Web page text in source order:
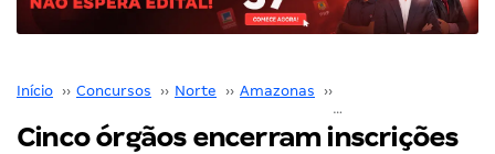
Início ›› Concursos ›› Norte ›› Amazonas ››
Cinco órgãos encerram inscrições